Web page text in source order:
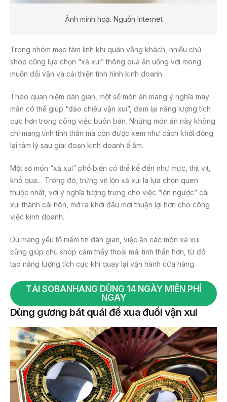
Ảnh minh hoạ. Nguồn Internet
Trong nhóm mẹo tâm linh khi quán vắng khách, nhiều chủ
shop cũng lựa chọn “xả xui” thông qua ăn uống với mong
muốn đổi vận và cải thiện tình hình kinh doanh.
Theo quan niệm dân gian, một số món ăn mang ý nghĩa may
mắn có thể giúp “đảo chiều vận xui”, đem lại năng lượng tích
cực hơn trong công việc buôn bán. Những món ăn này không
chỉ mang tính tinh thần mà còn được xem như cách khởi động
lại tâm lý sau giai đoạn kinh doanh ế ẩm.
Một số món “xả xui” phổ biến có thể kể đến như mực, thịt vịt,
khổ qua… Trong đó, trứng vịt lộn xả xui là lựa chọn quen
thuộc nhất, với ý nghĩa tượng trưng cho việc “lộn ngược” cái
xui thành cái hên, mở ra khởi đầu mới thuận lợi hơn cho công
việc kinh doanh.
Dù mang yếu tố niềm tin dân gian, việc ăn các món xả xui
cũng giúp chủ shop cảm thấy thoải mái tinh thần hơn, từ đó
tạo năng lượng tích cực khi quay lại vận hành cửa hàng.
TẢI SOBANHANG DÙNG 14 NGÀY MIỄN PHÍ
NGAY
Dùng gương bát quái để xua đuổi vận xui